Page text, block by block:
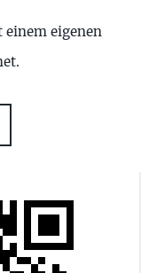
einem eigenen